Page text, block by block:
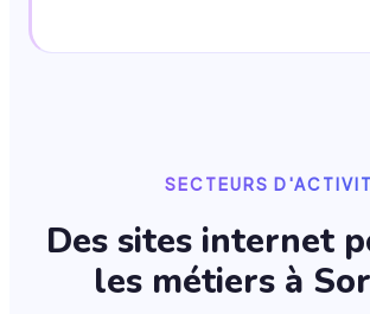
SECTEURS
Des sites internet
les métiers à